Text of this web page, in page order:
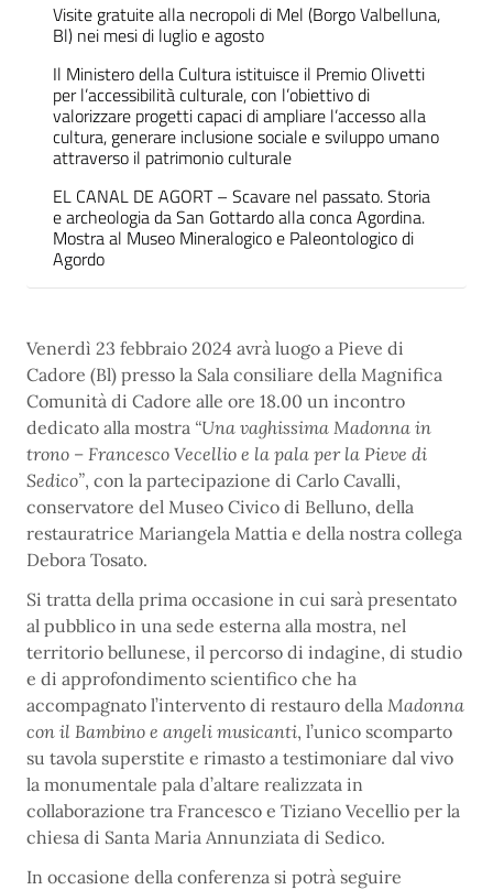
Visite gratuite alla necropoli di Mel (Borgo Valbelluna,
Bl) nei mesi di luglio e agosto
Il Ministero della Cultura istituisce il Premio Olivetti
per l’accessibilità culturale, con l’obiettivo di
valorizzare progetti capaci di ampliare l’accesso alla
cultura, generare inclusione sociale e sviluppo umano
attraverso il patrimonio culturale
EL CANAL DE AGORT – Scavare nel passato. Storia
e archeologia da San Gottardo alla conca Agordina.
Mostra al Museo Mineralogico e Paleontologico di
Agordo
Venerdì 23 febbraio 2024 avrà luogo a Pieve di
Cadore (Bl) presso la Sala consiliare della Magnifica
Comunità di Cadore alle ore 18.00 un incontro
dedicato alla mostra “Una vaghissima Madonna in
trono – Francesco Vecellio e la pala per la Pieve di
Sedico”, con la partecipazione di Carlo Cavalli,
conservatore del Museo Civico di Belluno, della
restauratrice Mariangela Mattia e della nostra collega
Debora Tosato.
Si tratta della prima occasione in cui sarà presentato
al pubblico in una sede esterna alla mostra, nel
territorio bellunese, il percorso di indagine, di studio
e di approfondimento scientifico che ha
accompagnato l’intervento di restauro della Madonna
con il Bambino e angeli musicanti, l’unico scomparto
su tavola superstite e rimasto a testimoniare dal vivo
la monumentale pala d’altare realizzata in
collaborazione tra Francesco e Tiziano Vecellio per la
chiesa di Santa Maria Annunziata di Sedico.
In occasione della conferenza si potrà seguire